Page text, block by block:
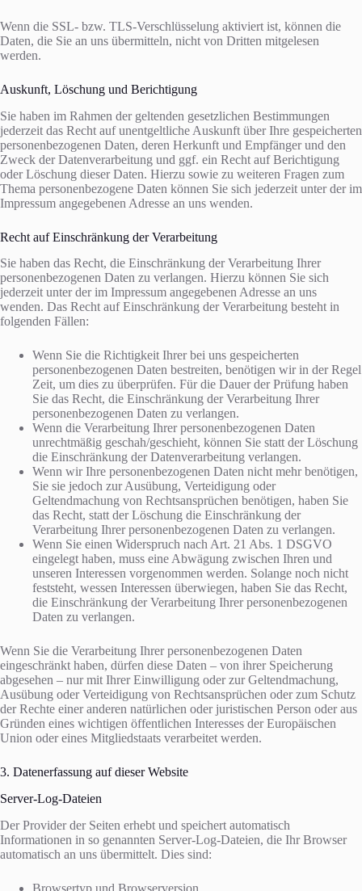
Wenn die SSL- bzw. TLS-Verschlüsselung aktiviert ist, können die
Daten, die Sie an uns übermitteln, nicht von Dritten mitgelesen
werden.
Auskunft, Löschung und Berichtigung
Sie haben im Rahmen der geltenden gesetzlichen Bestimmungen
jederzeit das Recht auf unentgeltliche Auskunft über Ihre gespeicherten
personenbezogenen Daten, deren Herkunft und Empfänger und den
Zweck der Datenverarbeitung und ggf. ein Recht auf Berichtigung
oder Löschung dieser Daten. Hierzu sowie zu weiteren Fragen zum
Thema personenbezogene Daten können Sie sich jederzeit unter der im
Impressum angegebenen Adresse an uns wenden.
Recht auf Einschränkung der Verarbeitung
Sie haben das Recht, die Einschränkung der Verarbeitung Ihrer
personenbezogenen Daten zu verlangen. Hierzu können Sie sich
jederzeit unter der im Impressum angegebenen Adresse an uns
wenden. Das Recht auf Einschränkung der Verarbeitung besteht in
folgenden Fällen:
Wenn Sie die Richtigkeit Ihrer bei uns gespeicherten
personenbezogenen Daten bestreiten, benötigen wir in der Regel
Zeit, um dies zu überprüfen. Für die Dauer der Prüfung haben
Sie das Recht, die Einschränkung der Verarbeitung Ihrer
personenbezogenen Daten zu verlangen.
Wenn die Verarbeitung Ihrer personenbezogenen Daten
unrechtmäßig geschah/geschieht, können Sie statt der Löschung
die Einschränkung der Datenverarbeitung verlangen.
Wenn wir Ihre personenbezogenen Daten nicht mehr benötigen,
Sie sie jedoch zur Ausübung, Verteidigung oder
Geltendmachung von Rechtsansprüchen benötigen, haben Sie
das Recht, statt der Löschung die Einschränkung der
Verarbeitung Ihrer personenbezogenen Daten zu verlangen.
Wenn Sie einen Widerspruch nach Art. 21 Abs. 1 DSGVO
eingelegt haben, muss eine Abwägung zwischen Ihren und
unseren Interessen vorgenommen werden. Solange noch nicht
feststeht, wessen Interessen überwiegen, haben Sie das Recht,
die Einschränkung der Verarbeitung Ihrer personenbezogenen
Daten zu verlangen.
Wenn Sie die Verarbeitung Ihrer personenbezogenen Daten
eingeschränkt haben, dürfen diese Daten – von ihrer Speicherung
abgesehen – nur mit Ihrer Einwilligung oder zur Geltendmachung,
Ausübung oder Verteidigung von Rechtsansprüchen oder zum Schutz
der Rechte einer anderen natürlichen oder juristischen Person oder aus
Gründen eines wichtigen öffentlichen Interesses der Europäischen
Union oder eines Mitgliedstaats verarbeitet werden.
3. Datenerfassung auf dieser Website
Server-Log-Dateien
Der Provider der Seiten erhebt und speichert automatisch
Informationen in so genannten Server-Log-Dateien, die Ihr Browser
automatisch an uns übermittelt. Dies sind:
Browsertyp und Browserversion